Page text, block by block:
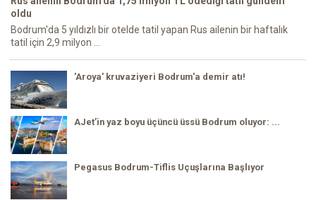
oldu
Bodrum'da 5 yıldızlı bir otelde tatil yapan Rus ailenin bir haftalık
tatil için 2,9 milyon ...
'Aroya' kruvaziyeri Bodrum'a demir atı!
AJet’in yaz boyu üçüncü üssü Bodrum oluyor: ...
Pegasus Bodrum-Tiflis Uçuşlarına Başlıyor